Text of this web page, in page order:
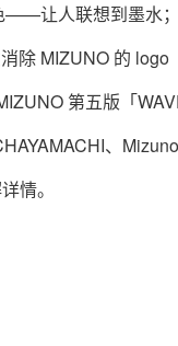
——让人联想到墨水
除 MIZUNO 的
第五版「
、
情。